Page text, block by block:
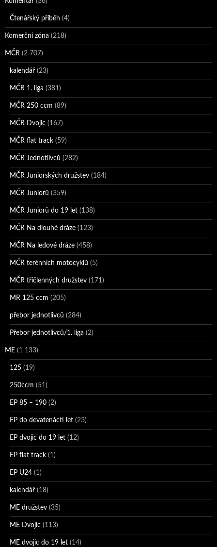
Čtenářský příběh (4)
Komerční zóna (218)
MČR (2 707)
kalendář (23)
MČR 1. liga (381)
MČR 250 ccm (89)
MČR Dvojic (167)
MČR flat track (59)
MČR Jednotlivců (282)
MČR Juniorských družstev (184)
MČR Juniorů (359)
MČR Juniorů do 19 let (138)
MČR Na dlouhé dráze (123)
MČR Na ledové dráze (458)
MČR terénních motocyklů (5)
MČR tříčlenných družstev (171)
MR 125 ccm (205)
přebor jednotlivců (284)
Přebor jednotlivců/1. liga (2)
ME (1 133)
125 (19)
250ccm (51)
EP 85 – 190 (2)
EP do devatenácti let (23)
EP dvojic do 19 let (12)
EP flat track (1)
EP U24 (1)
kalendář (18)
ME družstev (35)
ME Dvojic (113)
ME dvojic do 19 let (14)